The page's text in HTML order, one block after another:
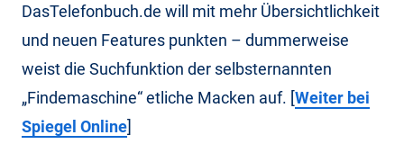
DasTelefonbuch.de will mit mehr Übersichtlichkeit
und neuen Features punkten – dummerweise
weist die Suchfunktion der selbsternannten
„Findemaschine“ etliche Macken auf. [Weiter bei
Spiegel Online]